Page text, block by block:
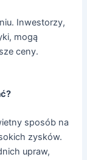
Inwestorzy,
mogą
ceny.
sposób na
zysków.
upraw,